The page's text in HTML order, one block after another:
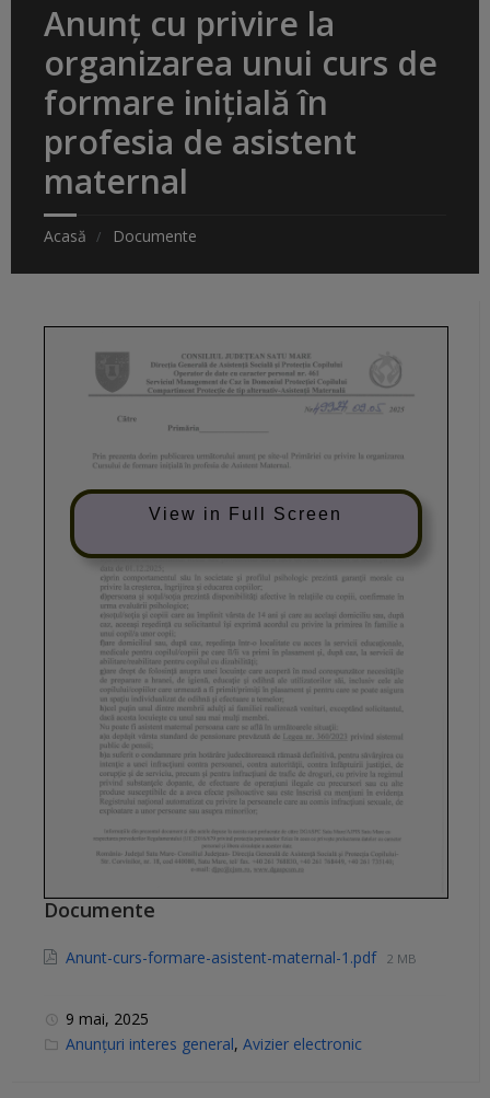
Anunț cu privire la
organizarea unui curs de
formare inițială în
profesia de asistent
maternal
Acasă Documente
View in Full Screen
Documente
Anunt-curs-formare-asistent-maternal-1.pdf 2 MB
9 mai, 2025
C
Anunțuri interes general, Avizier electronic